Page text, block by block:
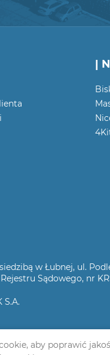
|
siedzibą w Łubnej, ul.
Sądowego, nr
S.A.
aby poprawić